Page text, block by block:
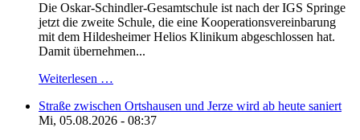
Die Oskar-Schindler-Gesamtschule ist nach der IGS Springe
jetzt die zweite Schule, die eine Kooperationsvereinbarung
mit dem Hildesheimer Helios Klinikum abgeschlossen hat.
Damit übernehmen...
Weiterlesen …
Straße zwischen Ortshausen und Jerze wird ab heute saniert
Mi, 05.08.2026 - 08:37